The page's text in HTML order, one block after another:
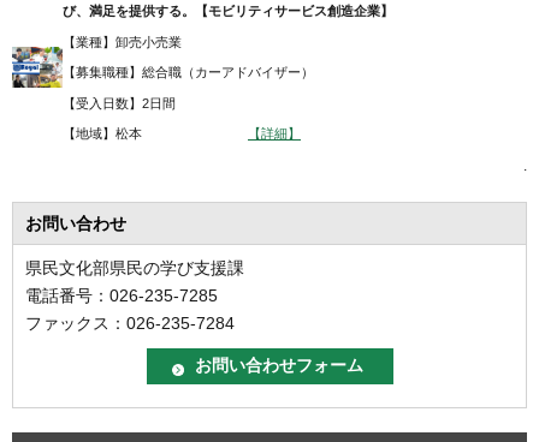
び、満足を提供する。【モビリティサービス創造企業】
【業種】卸売小売業
【募集職種】総合職（カーアドバイザー）
【受入日数】2日間
【地域】松本 【詳細】
.
お問い合わせ
県民文化部県民の学び支援課
電話番号：026-235-7285
ファックス：026-235-7284